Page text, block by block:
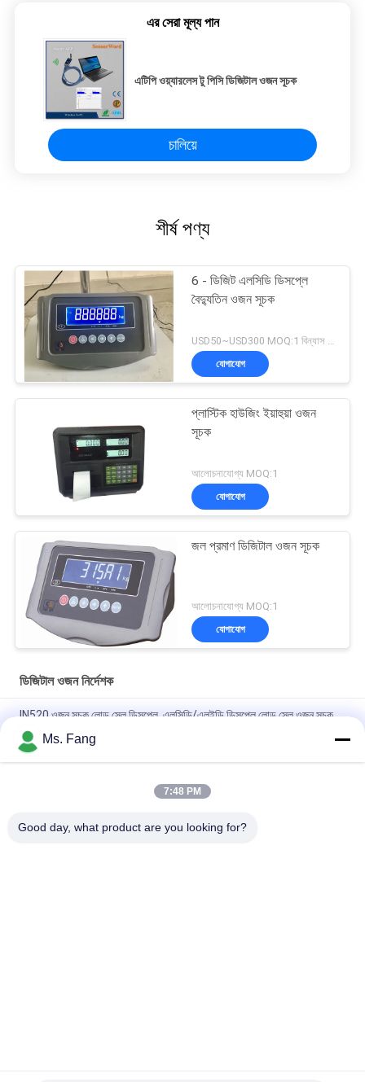
এর সেরা মূল্য পান
এটিপি ওয়্যারলেস টু পিসি ডিজিটাল ওজন সূচক
চালিয়ে
শীর্ষ পণ্য
6 - ডিজিট এলসিডি ডিসপ্লে
বৈদ্যুতিন ওজন সূচক
USD50~USD300 MOQ:1 বিন্যাস করুন
যোগাযোগ
প্লাস্টিক হাউজিং ইয়াহুয়া ওজন
সূচক
আলোচনাযোগ্য MOQ:1
যোগাযোগ
জল প্রমাণ ডিজিটাল ওজন সূচক
আলোচনাযোগ্য MOQ:1
যোগাযোগ
ডিজিটাল ওজন নির্দেশক
IN520 ওজন সূচক লোড সেল ডিসপ্লে, এলসিডি/এলইডি ডিসপ্লে লোড সেল ওজন সূচক
স্টেইনলেস স্টীল YAOHUA XK3190- A12ESS প্ল্যাটফর্ম স্কেল / ট্রাক স্কেল জন্য
শিল্প ওজন স্কেল সূচক
ইন্ডিকেটর ডি পেসো এক্সকে 3190-এ 27 ই টি 7 ই এলইডি এলসিডি ডিসপ্লে ডিজিটাল
Ms. Fang
7:48 PM
Good day, what product are you looking for?